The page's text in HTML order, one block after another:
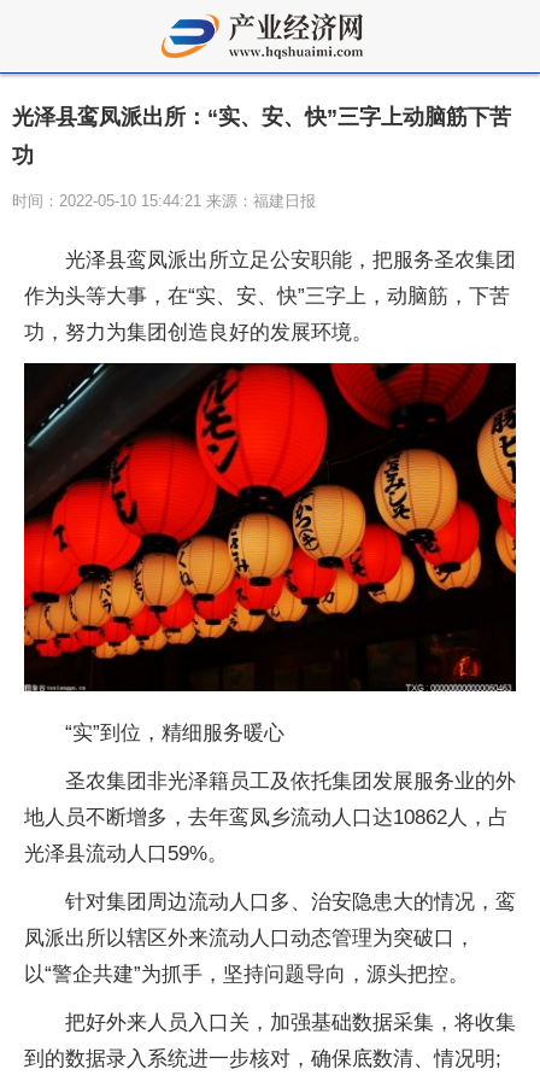
光泽县鸾凤派出所：“实、安、快”三字上动脑筋下苦
功
时间：2022-05-10 15:44:21 来源：福建日报
光泽县鸾凤派出所立足公安职能，把服务圣农集团
作为头等大事，在“实、安、快”三字上，动脑筋，下苦
功，努力为集团创造良好的发展环境。
“实”到位，精细服务暖心
圣农集团非光泽籍员工及依托集团发展服务业的外
地人员不断增多，去年鸾凤乡流动人口达10862人，占
光泽县流动人口59%。
针对集团周边流动人口多、治安隐患大的情况，鸾
凤派出所以辖区外来流动人口动态管理为突破口，
以“警企共建”为抓手，坚持问题导向，源头把控。
把好外来人员入口关，加强基础数据采集，将收集
到的数据录入系统进一步核对，确保底数清、情况明;